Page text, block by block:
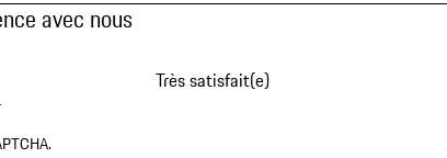
avec nous
Très satisfait(e)